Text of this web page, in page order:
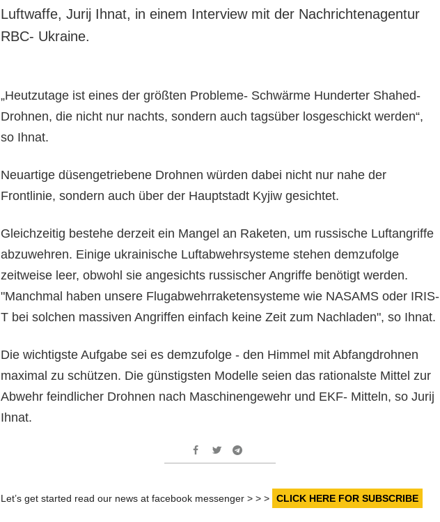
Luftwaffe, Jurij Ihnat, in einem Interview mit der Nachrichtenagentur
RBC- Ukraine.
„Heutzutage ist eines der größten Probleme- Schwärme Hunderter Shahed-
Drohnen, die nicht nur nachts, sondern auch tagsüber losgeschickt werden“,
so Ihnat.
Neuartige düsengetriebene Drohnen würden dabei nicht nur nahe der
Frontlinie, sondern auch über der Hauptstadt Kyjiw gesichtet.
Gleichzeitig bestehe derzeit ein Mangel an Raketen, um russische Luftangriffe
abzuwehren. Einige ukrainische Luftabwehrsysteme stehen demzufolge
zeitweise leer, obwohl sie angesichts russischer Angriffe benötigt werden.
"Manchmal haben unsere Flugabwehrraketensysteme wie NASAMS oder IRIS-
T bei solchen massiven Angriffen einfach keine Zeit zum Nachladen", so Ihnat.
Die wichtigste Aufgabe sei es demzufolge - den Himmel mit Abfangdrohnen
maximal zu schützen. Die günstigsten Modelle seien das rationalste Mittel zur
Abwehr feindlicher Drohnen nach Maschinengewehr und EKF- Mitteln, so Jurij
Ihnat.
Let’s get started read our news at facebook messenger > > > CLICK HERE FOR SUBSCRIBE